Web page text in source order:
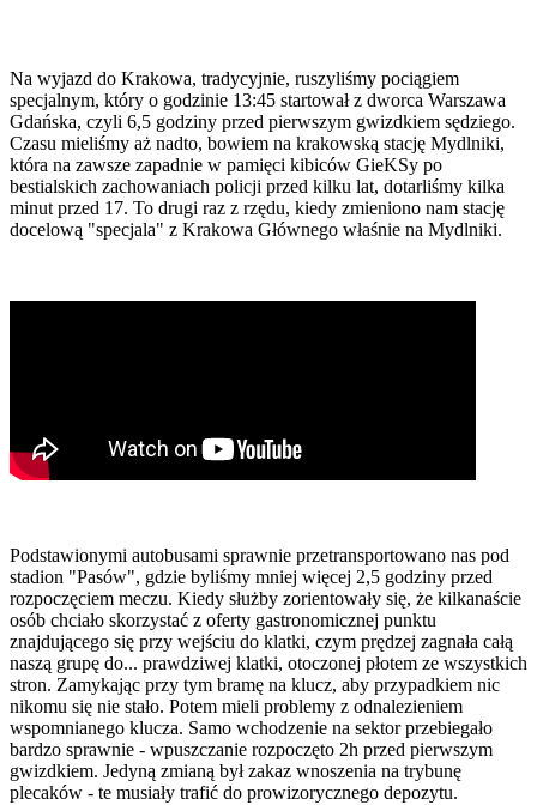
Na wyjazd do Krakowa, tradycyjnie, ruszyliśmy pociągiem
specjalnym, który o godzinie 13:45 startował z dworca Warszawa
Gdańska, czyli 6,5 godziny przed pierwszym gwizdkiem sędziego.
Czasu mieliśmy aż nadto, bowiem na krakowską stację Mydlniki,
która na zawsze zapadnie w pamięci kibiców GieKSy po
bestialskich zachowaniach policji przed kilku lat, dotarliśmy kilka
minut przed 17. To drugi raz z rzędu, kiedy zmieniono nam stację
docelową "specjala" z Krakowa Głównego właśnie na Mydlniki.
Podstawionymi autobusami sprawnie przetransportowano nas pod
stadion "Pasów", gdzie byliśmy mniej więcej 2,5 godziny przed
rozpoczęciem meczu. Kiedy służby zorientowały się, że kilkanaście
osób chciało skorzystać z oferty gastronomicznej punktu
znajdującego się przy wejściu do klatki, czym prędzej zagnała całą
naszą grupę do... prawdziwej klatki, otoczonej płotem ze wszystkich
stron. Zamykając przy tym bramę na klucz, aby przypadkiem nic
nikomu się nie stało. Potem mieli problemy z odnalezieniem
wspomnianego klucza. Samo wchodzenie na sektor przebiegało
bardzo sprawnie - wpuszczanie rozpoczęto 2h przed pierwszym
gwizdkiem. Jedyną zmianą był zakaz wnoszenia na trybunę
plecaków - te musiały trafić do prowizorycznego depozytu.